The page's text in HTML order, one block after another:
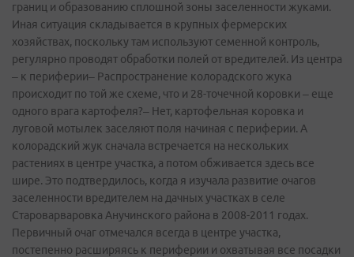
границ и образованию сплошной зоны заселенности жуками.
Иная ситуация складывается в крупных фермерских
хозяйствах, поскольку там используют семенной контроль,
регулярно проводят обработки полей от вредителей. Из центра
– к периферии– Распространение колорадского жука
происходит по той же схеме, что и 28-точечной коровки – еще
одного врага картофеля?– Нет, картофельная коровка и
луговой мотылек заселяют поля начиная с периферии. А
колорадский жук сначала встречается на нескольких
растениях в центре участка, а потом обживается здесь все
шире. Это подтвердилось, когда я изучала развитие очагов
заселенности вредителем на дачных участках в селе
Староварваровка Анучинского района в 2008-2011 годах.
Первичный очаг отмечался всегда в центре участка,
постепенно расширяясь к периферии и охватывая все посадки